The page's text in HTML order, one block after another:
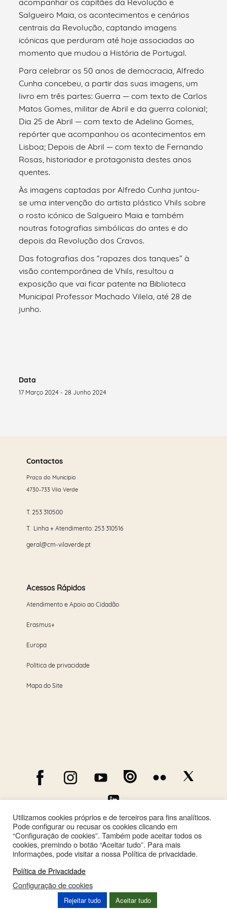
Salgueiro Maia, os acontecimentos e cenários
centrais da Revolução, captando imagens
icónicas que perduram até hoje associadas ao
momento que mudou a História de Portugal.
Para celebrar os 50 anos de democracia, Alfredo
Cunha concebeu, a partir das suas imagens, um
livro em três partes: Guerra — com texto de Carlos
Matos Gomes, militar de Abril e da guerra colonial;
Dia 25 de Abril — com texto de Adelino Gomes,
repórter que acompanhou os acontecimentos em
Lisboa; Depois de Abril — com texto de Fernando
Rosas, historiador e protagonista destes anos
quentes.
Às imagens captadas por Alfredo Cunha juntou-
se uma intervenção do artista plástico Vhils sobre
o rosto icónico de Salgueiro Maia e também
noutras fotografias simbólicas do antes e do
depois da Revolução dos Cravos.
Das fotografias dos “rapazes dos tanques” à
visão contemporânea de Vhils, resultou a
exposição que vai ficar patente na Biblioteca
Municipal Professor Machado Vilela, até 28 de
junho.
Data
17 Março 2024 - 28 Junho 2024
maisContactos
Praça do Município
4730-733 Vila Verde
T. 253 310500
T. Linha + Atendimento: 253 310516
geral@cm-vilaverde.pt
Acessos Rápidos
Atendimento e Apoio ao Cidadão
Erasmus+
Europa
Política de privacidade
Mapa do Site
Utilizamos cookies próprios e de terceiros para fins analíticos.
Pode configurar ou recusar os cookies clicando em
“Configuração de cookies”. Também pode aceitar todos os
cookies, premindo o botão “Aceitar tudo”. Para mais
informações, pode visitar a nossa Política de privacidade.
Política de Privacidade
Configuração de cookies
Rejeitar tudo Aceitar tudo
This site is registered onwpml.orgas a development site. Switch to a production
site key toremove this banner.